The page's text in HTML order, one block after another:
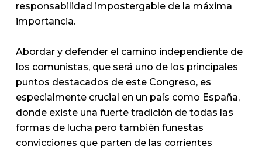
responsabilidad impostergable de la máxima
importancia.
Abordar y defender el camino independiente de
los comunistas, que será uno de los principales
puntos destacados de este Congreso, es
especialmente crucial en un país como España,
donde existe una fuerte tradición de todas las
formas de lucha pero también funestas
convicciones que parten de las corrientes